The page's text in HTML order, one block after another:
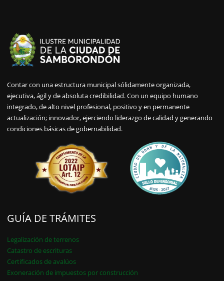
Contar con una estructura municipal sólidamente organizada,
ejecutiva, ágil y de absoluta credibilidad. Con un equipo humano
integrado, de alto nivel profesional, positivo y en permanente
actualización; innovador, ejerciendo liderazgo de calidad y generando
condiciones básicas de gobernabilidad.
GUÍA DE TRÁMITES
Legalización de terrenos
Catastro de escrituras
Certificados de avalúos
Exoneración de impuestos por construcción